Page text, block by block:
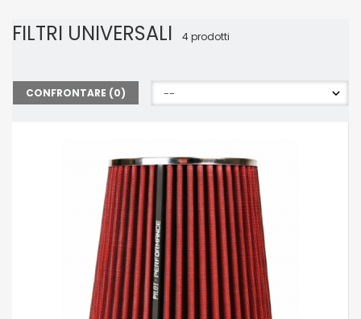
FILTRI UNIVERSALI 4 prodotti
CONFRONTARE (0)